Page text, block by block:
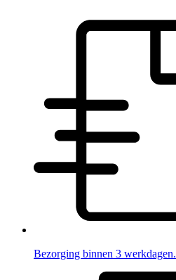
Bezorging binnen 3 werkdagen.